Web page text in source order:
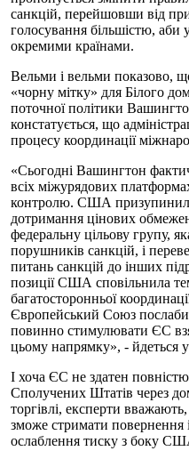
санкцій, перейшовши від
голосування більшістю,
окремими країнами.
Вельми і вельми показово,
«чорну мітку» для Білого
поточної політики
констатується, що
процесу координації
«Сьогодні Вашингтон
всіх міжурядових
контролю. США
дотримання цінових
федеральну цільову групу,
порушників санкцій, і
питань санкцій до інших
позиції США сповільнила
багатосторонньої
Європейський Союз
повинно стимулювати ЄС
цьому напрямку», - йдеться у
І хоча ЄС не здатен
Сполучених Штатів через
торгівлі, експерти
зможе стримати повернення
ослаблення тиску з боку